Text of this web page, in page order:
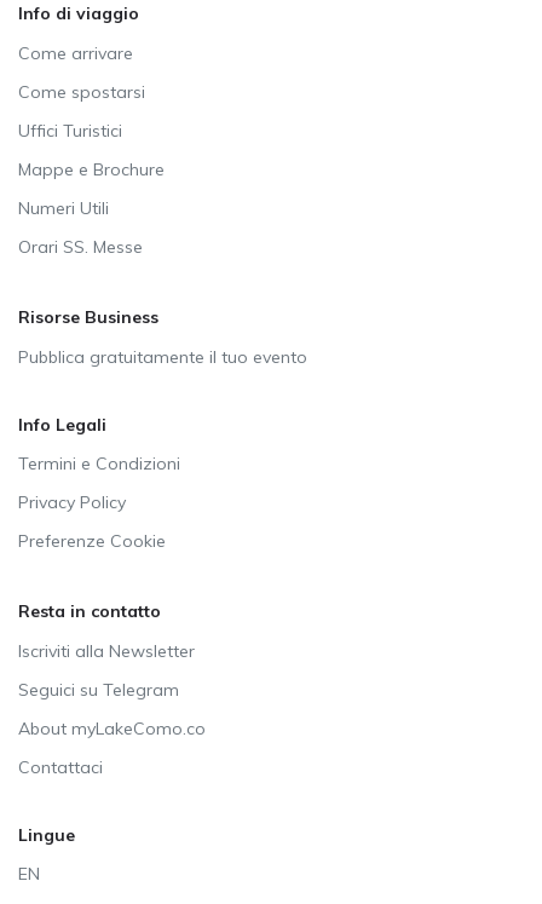
Info di viaggio
Come arrivare
Come spostarsi
Uffici Turistici
Mappe e Brochure
Numeri Utili
Orari SS. Messe
Risorse Business
Pubblica gratuitamente il tuo evento
Info Legali
Termini e Condizioni
Privacy Policy
Preferenze Cookie
Resta in contatto
Iscriviti alla Newsletter
Seguici su Telegram
About myLakeComo.co
Contattaci
Lingue
EN